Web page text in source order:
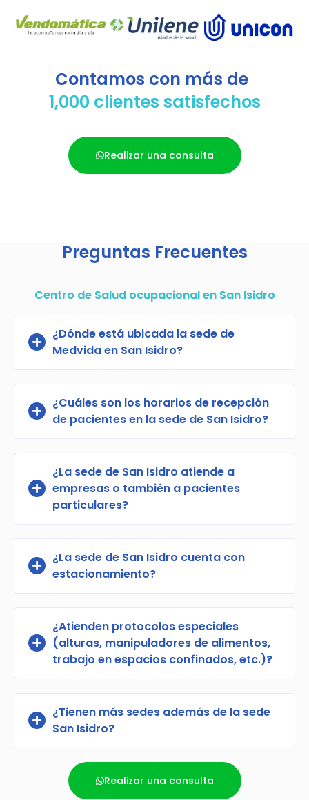
Contamos con más de
1,000 clientes satisfechos
Realizar una consulta
Preguntas Frecuentes
Centro de Salud ocupacional en San Isidro
¿Dónde está ubicada la sede de
Medvida en San Isidro?
¿Cuáles son los horarios de recepción
de pacientes en la sede de San Isidro?
¿La sede de San Isidro atiende a
empresas o también a pacientes
particulares?
¿La sede de San Isidro cuenta con
estacionamiento?
¿Atienden protocolos especiales
(alturas, manipuladores de alimentos,
trabajo en espacios confinados, etc.)?
¿Tienen más sedes además de la sede
San Isidro?
Realizar una consulta